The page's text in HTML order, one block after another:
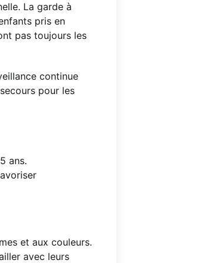
La garde à
pris en
pas toujours les
continue
pour les
ans.
et aux couleurs.
avec leurs